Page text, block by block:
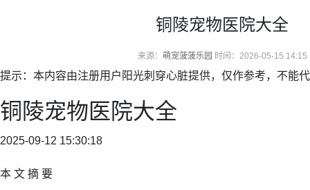
铜陵宠物医院大全
来源： 萌宠菠菠乐园 时间：2026-05-15 14:15
提示：本内容由注册用户阳光刺穿心脏提供，仅作参考，不能
铜陵宠物医院大全
2025-09-12 15:30:18
本 文 摘 要